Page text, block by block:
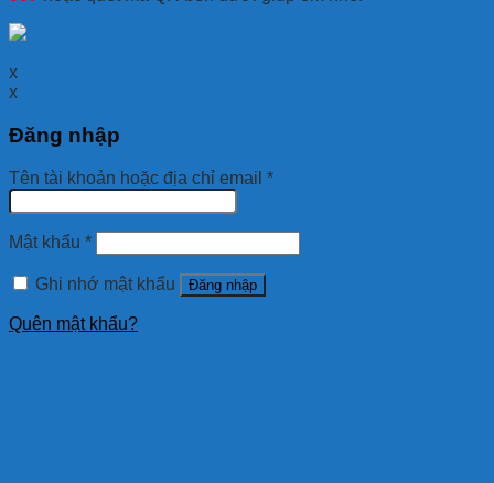
x
x
Đăng nhập
Tên tài khoản hoặc địa chỉ email *
Mật khẩu *
Ghi nhớ mật khẩu Đăng nhập
Quên mật khẩu?